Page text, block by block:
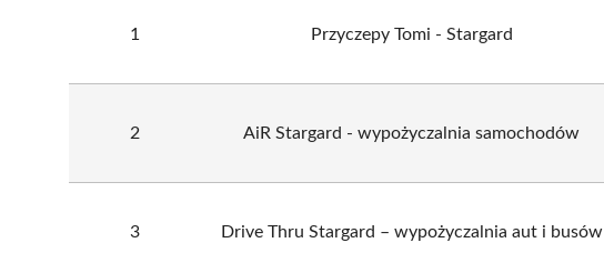
1 Przyczepy Tomi - Stargard
2 AiR Stargard - wypożyczalnia samochodów
3 Drive Thru Stargard – wypożyczalnia aut i busów